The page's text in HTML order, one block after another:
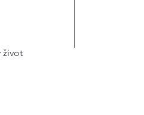
život